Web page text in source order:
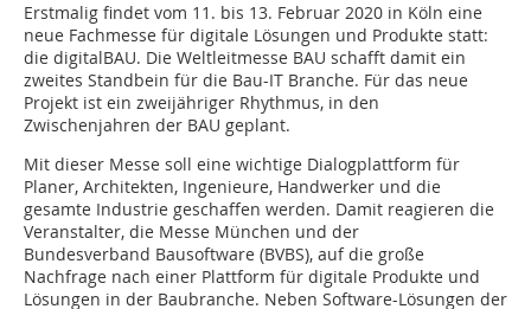
Erstmalig findet vom 11. bis 13. Februar 2020 in Köln eine
neue Fachmesse für digitale Lösungen und Produkte statt:
die digitalBAU. Die Weltleitmesse BAU schafft damit ein
zweites Standbein für die Bau-IT Branche. Für das neue
Projekt ist ein zweijähriger Rhythmus, in den
Zwischenjahren der BAU geplant.
Mit dieser Messe soll eine wichtige Dialogplattform für
Planer, Architekten, Ingenieure, Handwerker und die
gesamte Industrie geschaffen werden. Damit reagieren die
Veranstalter, die Messe München und der
Bundesverband Bausoftware (BVBS), auf die große
Nachfrage nach einer Plattform für digitale Produkte und
Lösungen in der Baubranche. Neben Software-Lösungen der